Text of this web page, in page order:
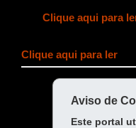
Clique aqui para
Clique aqui para ler
Aviso de
Este portal